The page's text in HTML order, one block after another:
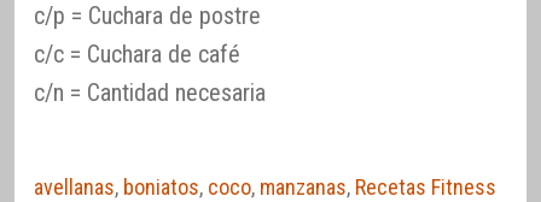
c/p = Cuchara de postre
c/c = Cuchara de café
c/n = Cantidad necesaria
avellanas, boniatos, coco, manzanas, Recetas Fitness